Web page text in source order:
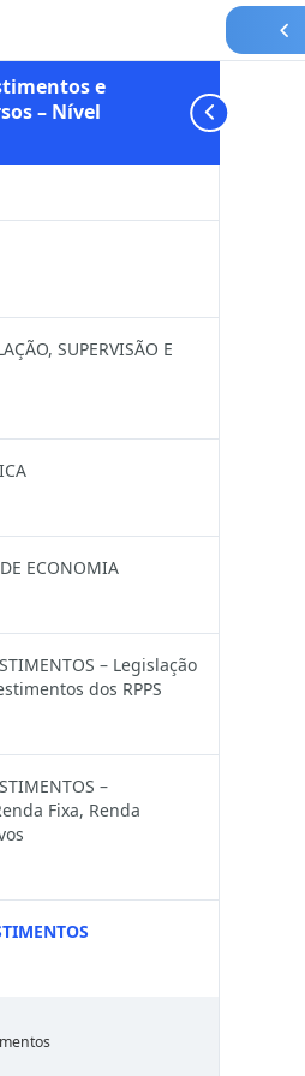
e
– Nível
– Fundos
SUPERVISÃO E
ECONOMIA
– Legislação
dos RPPS
–
Fixa, Renda